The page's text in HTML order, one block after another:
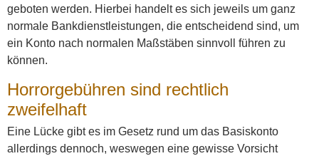
geboten werden. Hierbei handelt es sich jeweils um ganz
normale Bankdienstleistungen, die entscheidend sind, um
ein Konto nach normalen Maßstäben sinnvoll führen zu
können.
Horrorgebühren sind rechtlich
zweifelhaft
Eine Lücke gibt es im Gesetz rund um das Basiskonto
allerdings dennoch, weswegen eine gewisse Vorsicht